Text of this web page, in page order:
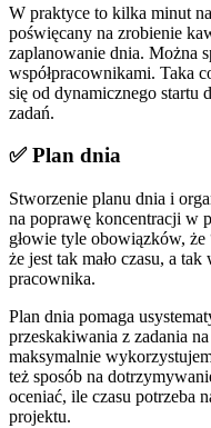
W praktyce to kilka minut
poświęcany na zrobienie
zaplanowanie dnia. Można
współpracownikami. Taka
się od dynamicznego
zadań.
✅ Plan dnia
Stworzenie planu dnia i
na poprawę koncentracji w
głowie tyle obowiązków,
że jest tak mało czasu, a
pracownika.
Plan dnia pomaga
przeskakiwania z zadania
maksymalnie
też sposób na
oceniać, ile czasu potrzeba
projektu.